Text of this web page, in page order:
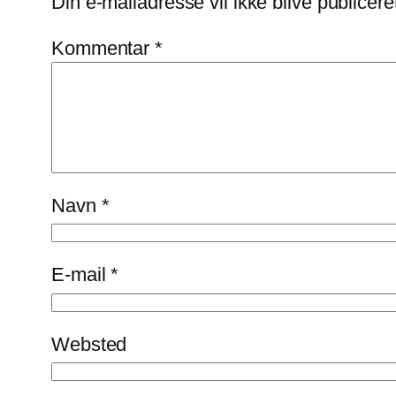
Kommentar*
Navn *
E-mail*
Websted